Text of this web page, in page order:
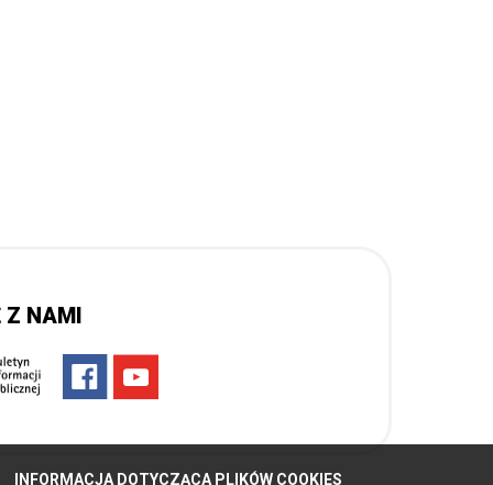
INFORMACJA DOTYCZĄCA PLIKÓW COOKIES
Z NAMI